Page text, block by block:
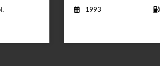
1993